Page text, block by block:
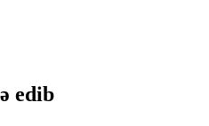
edib